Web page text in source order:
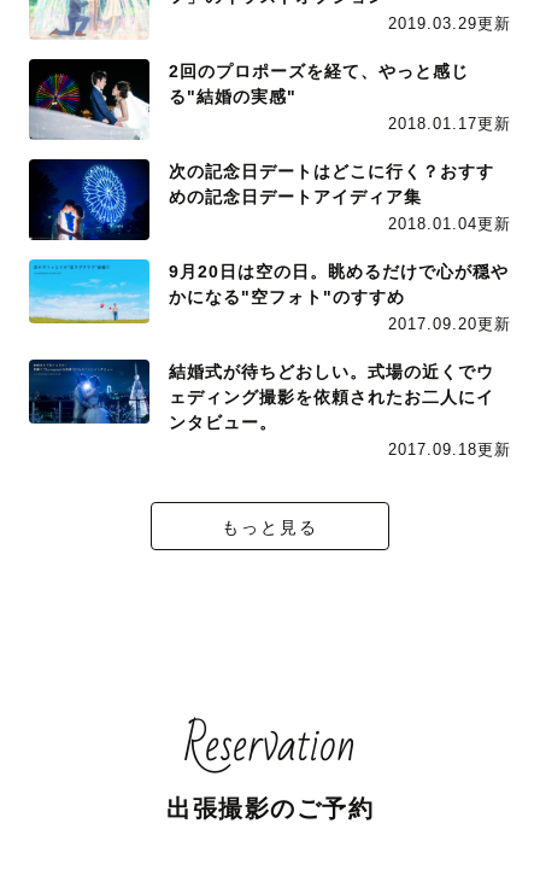
2019.03.29更新
2回のプロポーズを経て、やっと感じ
る"結婚の実感"
2018.01.17更新
次の記念日デートはどこに行く？おすす
めの記念日デートアイディア集
2018.01.04更新
9月20日は空の日。眺めるだけで心が穏や
かになる"空フォト"のすすめ
2017.09.20更新
結婚式が待ちどおしい。式場の近くでウ
ェディング撮影を依頼されたお二人にイ
ンタビュー。
2017.09.18更新
もっと見る
Reservation
出張撮影のご予約